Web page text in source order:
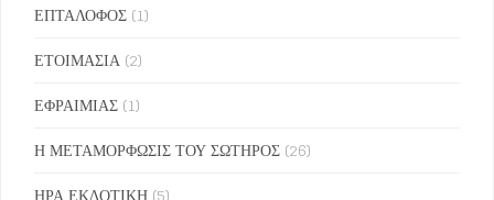
ΕΠΤΑΛΟΦΟΣ (1)
ΕΤΟΙΜΑΣΙΑ (2)
ΕΦΡΑΙΜΙΑΣ (1)
Η ΜΕΤΑΜΟΡΦΩΣΙΣ ΤΟΥ ΣΩΤΗΡΟΣ (26)